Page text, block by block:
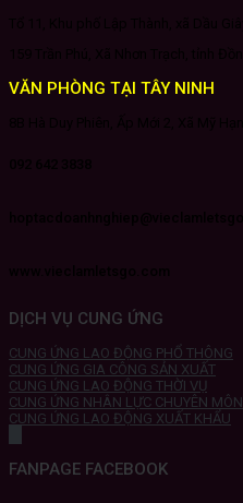
VĂN PHÒNG TẠI TÂY NINH
DỊCH VỤ CUNG ỨNG
CUNG ỨNG LAO ĐỘNG PHỔ THÔNG
CUNG ỨNG GIA CÔNG SẢN XUẤT
CUNG ỨNG LAO ĐỘNG THỜI VỤ
CUNG ỨNG NHÂN LỰC CHUYÊN MÔN
CUNG ỨNG LAO ĐỘNG XUẤT KHẨU
FANPAGE FACEBOOK